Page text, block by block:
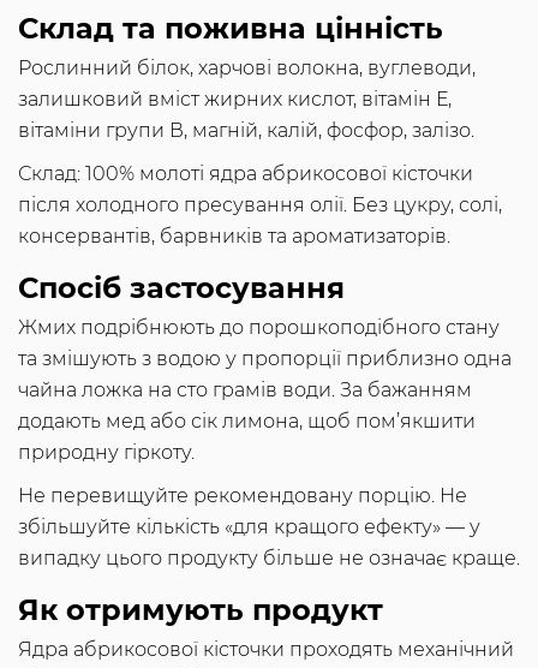
Склад та поживна цінність
Рослинний білок, харчові волокна, вуглеводи,
залишковий вміст жирних кислот, вітамін Е,
вітаміни групи В, магній, калій, фосфор, залізо.
Склад: 100% молоті ядра абрикосової кісточки
після холодного пресування олії. Без цукру, солі,
консервантів, барвників та ароматизаторів.
Спосіб застосування
Жмих подрібнюють до порошкоподібного стану
та змішують з водою у пропорції приблизно одна
чайна ложка на сто грамів води. За бажанням
додають мед або сік лимона, щоб пом’якшити
природну гіркоту.
Не перевищуйте рекомендовану порцію. Не
збільшуйте кількість «для кращого ефекту» — у
випадку цього продукту більше не означає краще.
Як отримують продукт
Ядра абрикосової кісточки проходять механічний